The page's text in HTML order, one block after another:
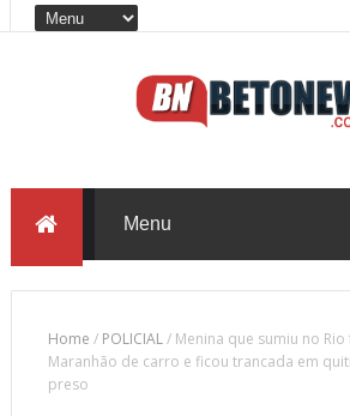
Home / POLICIAL/ Menina que sumiu no
Maranhão de carro e ficou trancada em
preso